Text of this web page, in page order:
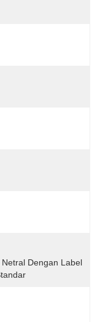
Dengan Label